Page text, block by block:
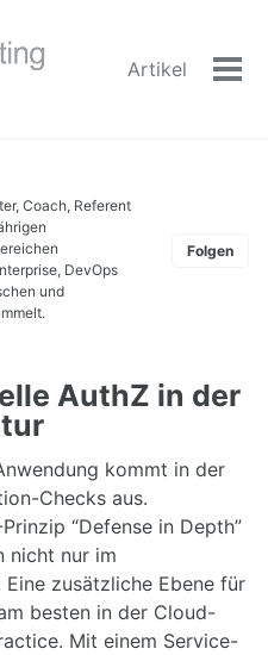
Artikel
Coach, Referent
DevOps
und
Folgen
AuthZ in der
kommt in der
Checks aus.
“Defense in Depth”
nicht nur im
zusätzliche Ebene für
besten in der Cloud-
Mit einem Service-